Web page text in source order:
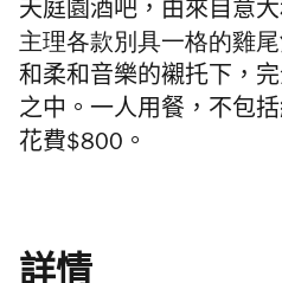
天庭園酒吧，由來自意
主理各款別具一格的雞尾
和柔和音樂的襯托下，
之中。 一人用餐，不包
花費$800。